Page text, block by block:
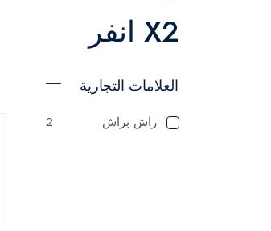
X2 انفر
العلامات التجارية
راش براش 2